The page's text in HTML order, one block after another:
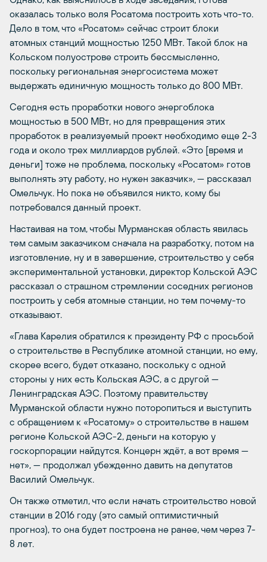
оказалась только воля Росатома построить хоть что-то.
Дело в том, что «Росатом» сейчас строит блоки
атомных станций мощностью 1250 МВт. Такой блок на
Кольском полуострове строить бессмысленно,
поскольку региональная энергосистема может
выдержать единичную мощность только до 800 МВт.
Сегодня есть проработки нового энергоблока
мощностью в 500 МВт, но для превращения этих
проработок в реализуемый проект необходимо еще 2-3
года и около трех миллиардов рублей. «Это [время и
деньги] тоже не проблема, поскольку «Росатом» готов
выполнять эту работу, но нужен заказчик», — рассказал
Омельчук. Но пока не объявился никто, кому бы
потребовался данный проект.
Настаивая на том, чтобы Мурманская область явилась
тем самым заказчиком сначала на разработку, потом на
изготовление, ну и в завершение, строительство у себя
экспериментальной установки, директор Кольской АЭС
рассказал о страшном стремлении соседних регионов
построить у себя атомные станции, но тем почему-то
отказывают.
«Глава Карелия обратился к президенту РФ с просьбой
о строительстве в Республике атомной станции, но ему,
скорее всего, будет отказано, поскольку с одной
стороны у них есть Кольская АЭС, а с другой —
Ленинградская АЭС. Поэтому правительству
Мурманской области нужно поторопиться и выступить
с обращением к «Росатому» о строительстве в нашем
регионе Кольской АЭС-2, деньги на которую у
госкорпорации найдутся. Концерн ждёт, а вот время —
нет», — продолжал убежденно давить на депутатов
Василий Омельчук.
Он также отметил, что если начать строительство новой
станции в 2016 году (это самый оптимистичный
прогноз), то она будет построена не ранее, чем через 7-
8 лет.